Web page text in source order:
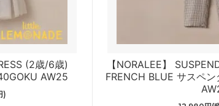
(2歳/6歳)
AW25
)
【NORALEE】
FRENCH BLUE サスペ